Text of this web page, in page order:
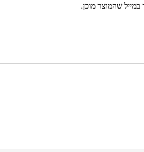
שהמוצר מוכן.